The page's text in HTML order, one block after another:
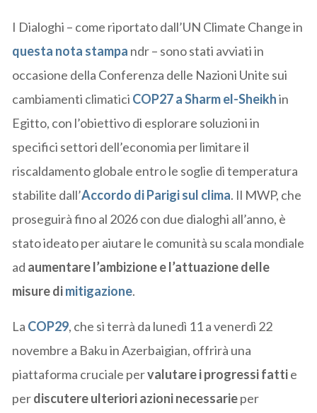
I Dialoghi – come riportato dall’UN Climate Change in
questa nota stampa ndr – sono stati avviati in
occasione della Conferenza delle Nazioni Unite sui
cambiamenti climatici COP27 a Sharm el-Sheikhin
Egitto, con l’obiettivo di esplorare soluzioni in
specifici settori dell’economia per limitare il
riscaldamento globale entro le soglie di temperatura
stabilite dall’Accordo di Parigi sul clima. Il MWP, che
proseguirà fino al 2026 con due dialoghi all’anno, è
stato ideato per aiutare le comunità su scala mondiale
ad aumentare l’ambizione e l’attuazione delle
misure dimitigazione.
La COP29, che si terrà da lunedì 11 a venerdì 22
novembre a Baku in Azerbaigian, offrirà una
piattaforma cruciale pervalutare i progressi fattie
perdiscutere ulteriori azioni necessarieper